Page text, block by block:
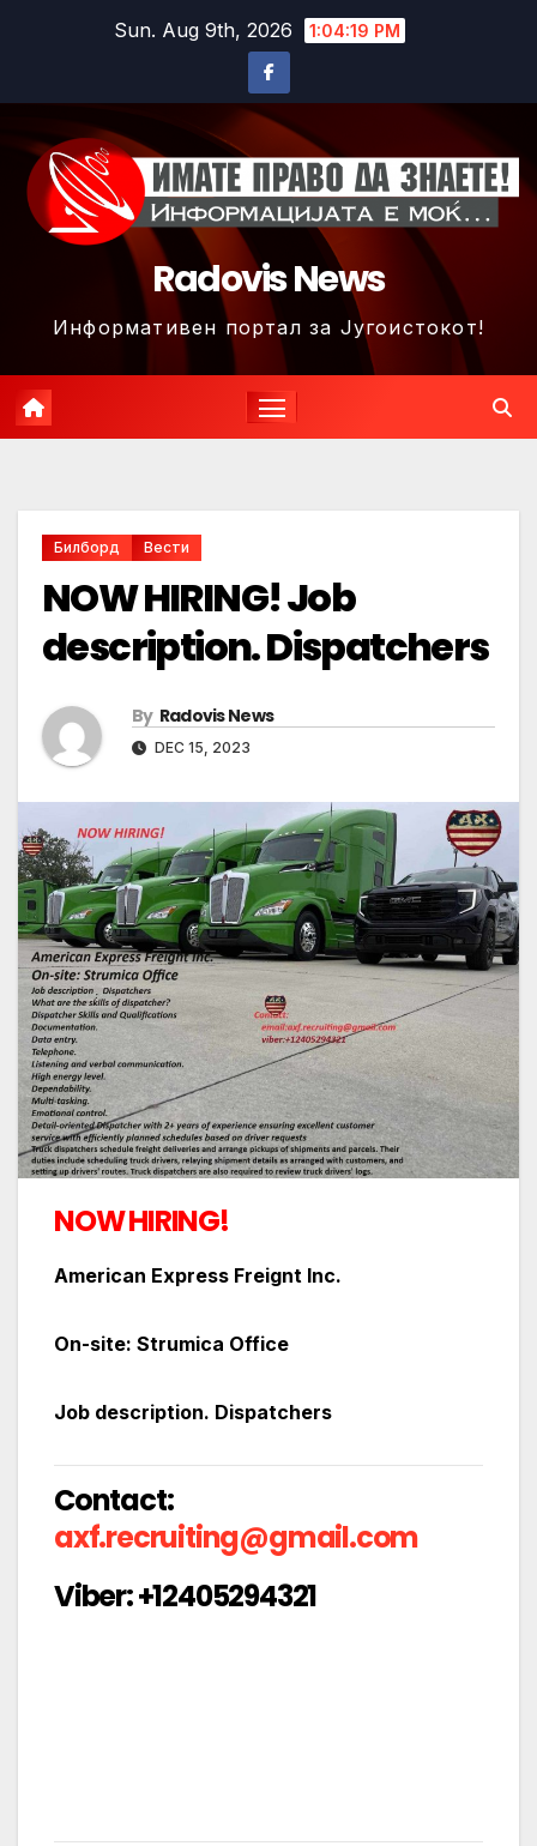
Sun. Aug 9th, 2026 1:04:22 PM
Radovis News
Информативен портал за Југоистокот!
Билборд Вести
NOW HIRING! Job
description. Dispatchers
By Radovis News
DEC 15, 2023
NOW HIRING!
American Express Freignt Inc.
On-site: Strumica Office
Job description. Dispatchers
Contact:
axf.recruiting@gmail.com
Viber: +12405294321